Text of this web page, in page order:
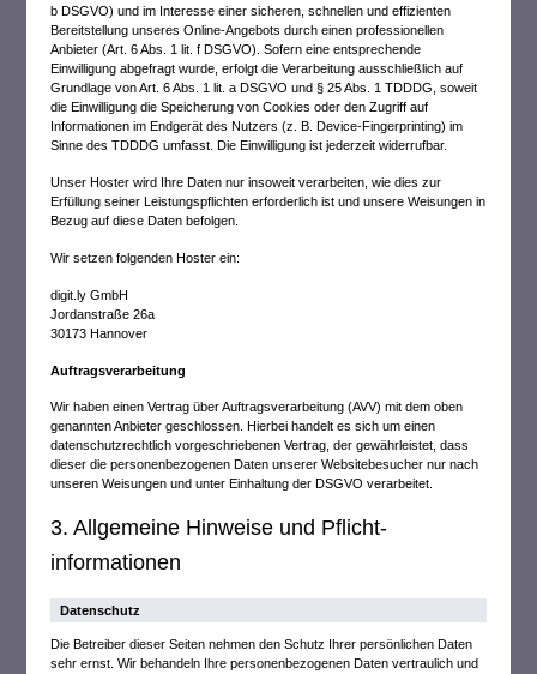
b DSGVO) und im Interesse einer sicheren, schnellen und effizienten
Bereitstellung unseres Online-Angebots durch einen professionellen
Anbieter (Art. 6 Abs. 1 lit. f DSGVO). Sofern eine entsprechende
Einwilligung abgefragt wurde, erfolgt die Verarbeitung ausschließlich auf
Grundlage von Art. 6 Abs. 1 lit. a DSGVO und § 25 Abs. 1 TDDDG, soweit
die Einwilligung die Speicherung von Cookies oder den Zugriff auf
Informationen im Endgerät des Nutzers (z. B. Device-Fingerprinting) im
Sinne des TDDDG umfasst. Die Einwilligung ist jederzeit widerrufbar.
Unser Hoster wird Ihre Daten nur insoweit verarbeiten, wie dies zur
Erfüllung seiner Leistungspflichten erforderlich ist und unsere Weisungen in
Bezug auf diese Daten befolgen.
Wir setzen folgenden Hoster ein:
digit.ly GmbH
Jordanstraße 26a
30173 Hannover
Auftragsverarbeitung
Wir haben einen Vertrag über Auftragsverarbeitung (AVV) mit dem oben
genannten Anbieter geschlossen. Hierbei handelt es sich um einen
datenschutzrechtlich vorgeschriebenen Vertrag, der gewährleistet, dass
dieser die personenbezogenen Daten unserer Websitebesucher nur nach
unseren Weisungen und unter Einhaltung der DSGVO verarbeitet.
3. Allgemeine Hinweise und Pflicht­
informationen
Datenschutz
Die Betreiber dieser Seiten nehmen den Schutz Ihrer persönlichen Daten
sehr ernst. Wir behandeln Ihre personenbezogenen Daten vertraulich und